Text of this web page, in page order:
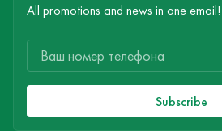
All promotions and news in one email!
Subscribe